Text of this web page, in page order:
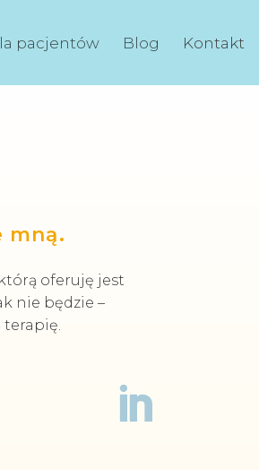
pacjentów Blog Kontakt
mną.
oferuję jest
nie będzie –
